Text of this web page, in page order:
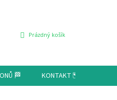
NÁKUPNÍ
Prázdný košík
🏁 KONTAKT 🗺️